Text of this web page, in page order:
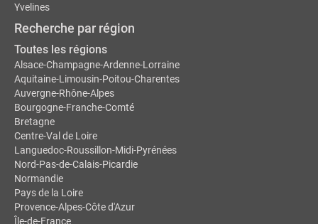
Yvelines
Recherche par région
Toutes les régions
Alsace-Champagne-Ardenne-Lorraine
Aquitaine-Limousin-Poitou-Charentes
Auvergne-Rhône-Alpes
Bourgogne-Franche-Comté
Bretagne
Centre-Val de Loire
Languedoc-Roussillon-Midi-Pyrénées
Nord-Pas-de-Calais-Picardie
Normandie
Pays de la Loire
Provence-Alpes-Côte d'Azur
Île-de-France